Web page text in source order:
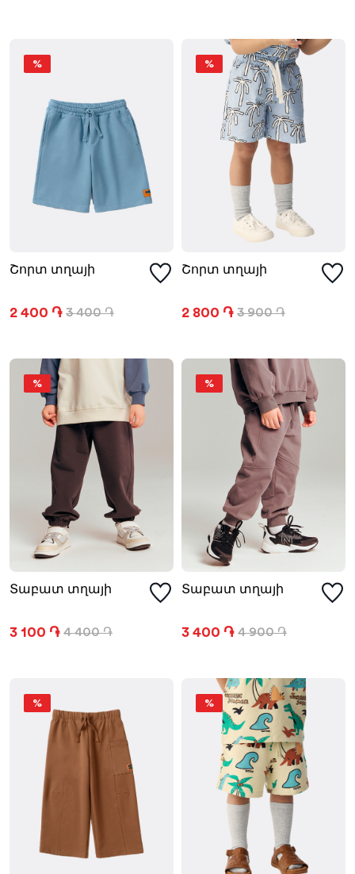
%
Շորտ տղայի
2 400 ֏ 3 400 ֏
%
Շորտ տղայի
2 800 ֏ 3 900 ֏
%
Տաբատ տղայի
3 100 ֏ 4 400 ֏
%
Տաբատ տղայի
3 400 ֏ 4 900 ֏
% %